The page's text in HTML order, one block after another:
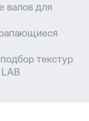
валов для
параметров
поверхности с
трендовых
текстур
печати с